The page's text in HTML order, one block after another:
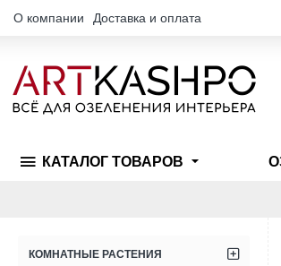
О компании Доставка и оплата
КАТАЛОГ ТОВАРОВ
КОМНАТНЫЕ РАСТЕНИЯ